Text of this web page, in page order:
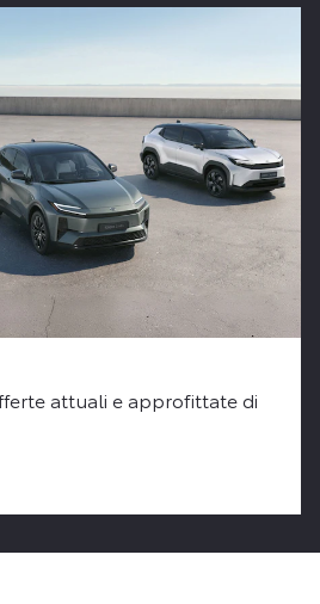
attuali e approfittate di